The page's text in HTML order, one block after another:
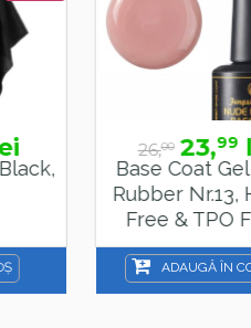
23,99lei
Base Coat Gel FSM
Rubber Nr.13, Hema
Free & TPO Free,
15ml
ADAUGĂ ÎN COȘ